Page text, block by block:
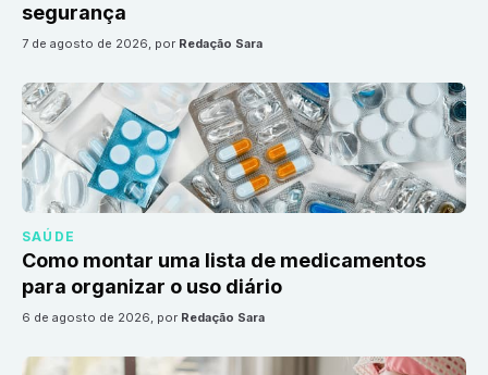
segurança
7 de agosto de 2026, por Redação Sara
SAÚDE
Como montar uma lista de medicamentos
para organizar o uso diário
6 de agosto de 2026, por Redação Sara